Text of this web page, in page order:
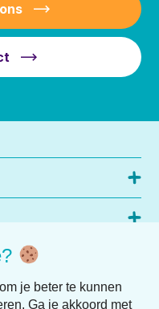
je beter te kunnen
Ga je akkoord met